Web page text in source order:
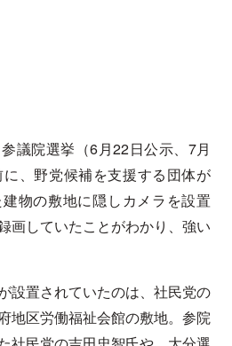
議院選挙（6月22日公示、7月
、野党候補を支援する団体が
物の敷地に隠しカメラを設置
画していたことがわかり、強い
設置されていたのは、社民党の
地区労働福祉会館の敷地。参院